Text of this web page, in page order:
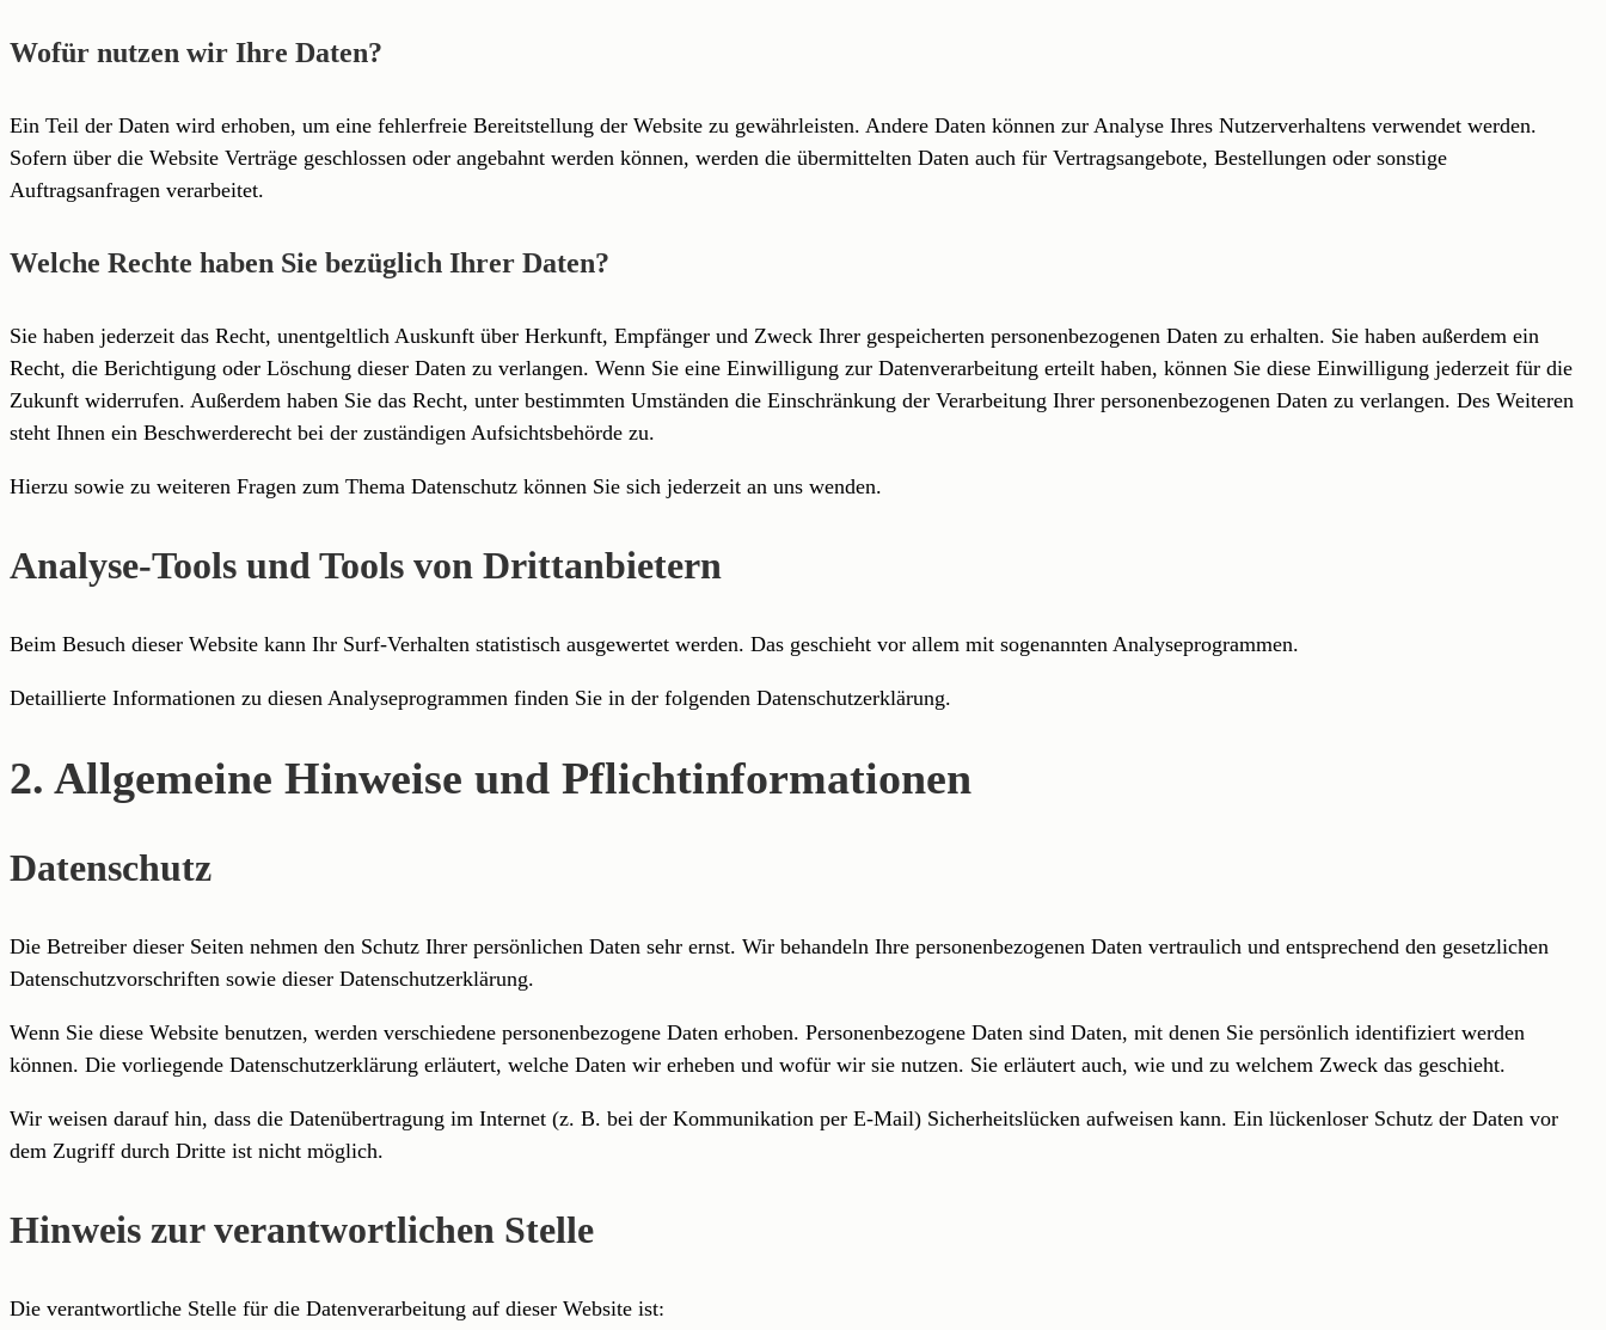
Wofür nutzen wir Ihre Daten?
Ein Teil der Daten wird erhoben, um eine fehlerfreie Bereitstellung der Website zu gewährleisten. Andere Daten können zur Analyse Ihres Nutzerverhaltens verwendet werden.
Sofern über die Website Verträge geschlossen oder angebahnt werden können, werden die übermittelten Daten auch für Vertragsangebote, Bestellungen oder sonstige
Auftragsanfragen verarbeitet.
Welche Rechte haben Sie bezüglich Ihrer Daten?
Sie haben jederzeit das Recht, unentgeltlich Auskunft über Herkunft, Empfänger und Zweck Ihrer gespeicherten personenbezogenen Daten zu erhalten. Sie haben außerdem ein
Recht, die Berichtigung oder Löschung dieser Daten zu verlangen. Wenn Sie eine Einwilligung zur Datenverarbeitung erteilt haben, können Sie diese Einwilligung jederzeit für die
Zukunft widerrufen. Außerdem haben Sie das Recht, unter bestimmten Umständen die Einschränkung der Verarbeitung Ihrer personenbezogenen Daten zu verlangen. Des Weiteren
steht Ihnen ein Beschwerderecht bei der zuständigen Aufsichtsbehörde zu.
Hierzu sowie zu weiteren Fragen zum Thema Datenschutz können Sie sich jederzeit an uns wenden.
Analyse-Tools und Tools von Dritt­anbietern
Beim Besuch dieser Website kann Ihr Surf-Verhalten statistisch ausgewertet werden. Das geschieht vor allem mit sogenannten Analyseprogrammen.
Detaillierte Informationen zu diesen Analyseprogrammen finden Sie in der folgenden Datenschutzerklärung.
2. Allgemeine Hinweise und Pflicht­informationen
Datenschutz
Die Betreiber dieser Seiten nehmen den Schutz Ihrer persönlichen Daten sehr ernst. Wir behandeln Ihre personenbezogenen Daten vertraulich und entsprechend den gesetzlichen
Datenschutzvorschriften sowie dieser Datenschutzerklärung.
Wenn Sie diese Website benutzen, werden verschiedene personenbezogene Daten erhoben. Personenbezogene Daten sind Daten, mit denen Sie persönlich identifiziert werden
können. Die vorliegende Datenschutzerklärung erläutert, welche Daten wir erheben und wofür wir sie nutzen. Sie erläutert auch, wie und zu welchem Zweck das geschieht.
Wir weisen darauf hin, dass die Datenübertragung im Internet (z. B. bei der Kommunikation per E-Mail) Sicherheitslücken aufweisen kann. Ein lückenloser Schutz der Daten vor
dem Zugriff durch Dritte ist nicht möglich.
Hinweis zur verantwortlichen Stelle
Die verantwortliche Stelle für die Datenverarbeitung auf dieser Website ist: